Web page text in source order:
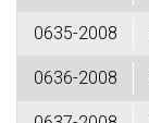
0635-2008
0636-2008